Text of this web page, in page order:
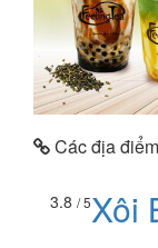
Các địa
3.8 / 5Xôi